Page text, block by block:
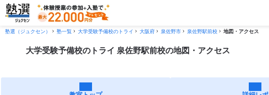
塾選（ジュクセン） 塾一覧 大学受験予備校のトライ 大阪府 泉佐野市 泉佐野駅前校 地図・アクセス
大学受験予備校のトライ 泉佐野駅前校の地図・アクセス